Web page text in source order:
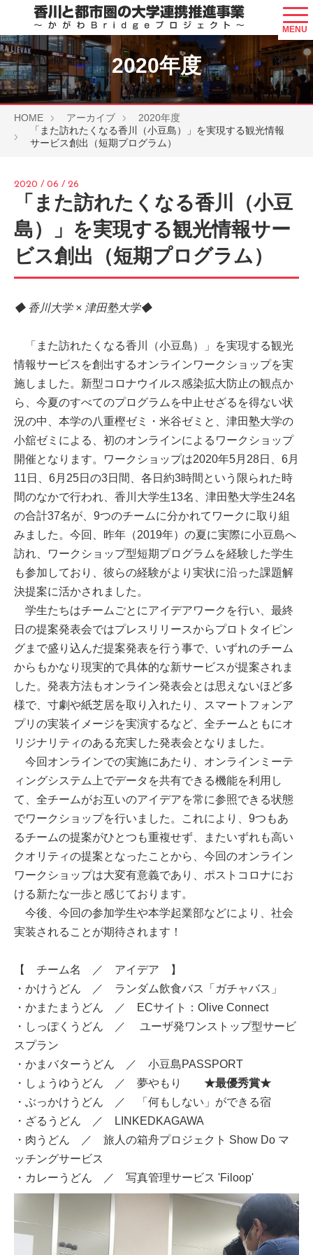
MENU
ホーム
お知らせ
事業概要
プログラム紹介
香川で実施するプログラム
アーカイブ
お問い合わせ
2020年度
HOME アーカイブ
2020年度
「また訪れたくなる香川（小豆島）」を実現する観光情報
サービス創出（短期プログラム）
2020 / 06 / 26
「また訪れたくなる香川（小豆
島）」を実現する観光情報サー
ビス創出（短期プログラム）
◆ 香川大学 × 津田塾大学◆
「また訪れたくなる香川（小豆島）」を実現する観光
情報サービスを創出するオンラインワークショップを実
施しました。新型コロナウイルス感染拡大防止の観点か
ら、今夏のすべてのプログラムを中止せざるを得ない状
況の中、本学の八重樫ゼミ・米谷ゼミと、津田塾大学の
小舘ゼミによる、初のオンラインによるワークショップ
開催となります。ワークショップは2020年5月28日、6月
11日、6月25日の3日間、各日約3時間という限られた時
間のなかで行われ、香川大学生13名、津田塾大学生24名
の合計37名が、9つのチームに分かれてワークに取り組
みました。今回、昨年（2019年）の夏に実際に小豆島へ
訪れ、ワークショップ型短期プログラムを経験した学生
も参加しており、彼らの経験がより実状に沿った課題解
決提案に活かされました。
学生たちはチームごとにアイデアワークを行い、最終
日の提案発表会ではプレスリリースからプロトタイピン
グまで盛り込んだ提案発表を行う事で、いずれのチーム
からもかなり現実的で具体的な新サービスが提案されま
した。発表方法もオンライン発表会とは思えないほど多
様で、寸劇や紙芝居を取り入れたり、スマートフォンア
プリの実装イメージを実演するなど、全チームともにオ
リジナリティのある充実した発表会となりました。
今回オンラインでの実施にあたり、オンラインミーテ
ィングシステム上でデータを共有できる機能を利用し
て、全チームがお互いのアイデアを常に参照できる状態
でワークショップを行いました。これにより、9つもあ
るチームの提案がひとつも重複せず、またいずれも高い
クオリティの提案となったことから、今回のオンライン
ワークショップは大変有意義であり、ポストコロナにお
ける新たな一歩と感じております。
今後、今回の参加学生や本学起業部などにより、社会
実装されることが期待されます！
【 チーム名 ／ アイデア 】
・かけうどん ／ ランダム飲食バス「ガチャバス」
・かまたまうどん ／ ECサイト：Olive Connect
・しっぽくうどん ／ ユーザ発ワンストップ型サービ
スプラン
・かまバターうどん ／ 小豆島PASSPORT
・しょうゆうどん ／ 夢やもり ★最優秀賞★
・ぶっかけうどん ／ 「何もしない」ができる宿
・ざるうどん ／ LINKEDKAGAWA
・肉うどん ／ 旅人の箱舟プロジェクト Show Do マ
ッチングサービス
・カレーうどん ／ 写真管理サービス 'Filoop'